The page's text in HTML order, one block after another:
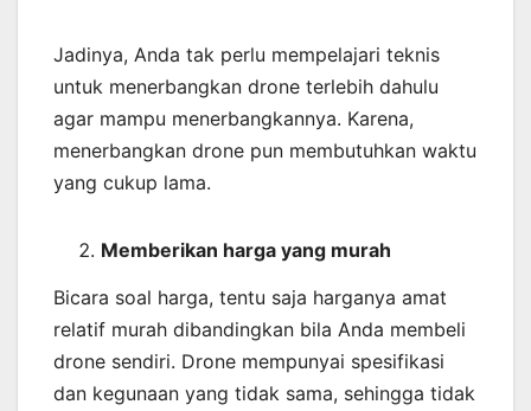
Jadinya, Anda tak perlu mempelajari teknis
untuk menerbangkan drone terlebih dahulu
agar mampu menerbangkannya. Karena,
menerbangkan drone pun membutuhkan waktu
yang cukup lama.
Memberikan harga yang murah
Bicara soal harga, tentu saja harganya amat
relatif murah dibandingkan bila Anda membeli
drone sendiri. Drone mempunyai spesifikasi
dan kegunaan yang tidak sama, sehingga tidak